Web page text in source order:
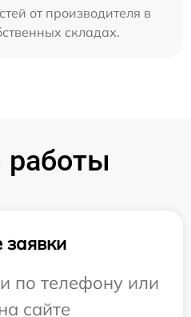
от производителя в
складах.
по телефону или
сайте